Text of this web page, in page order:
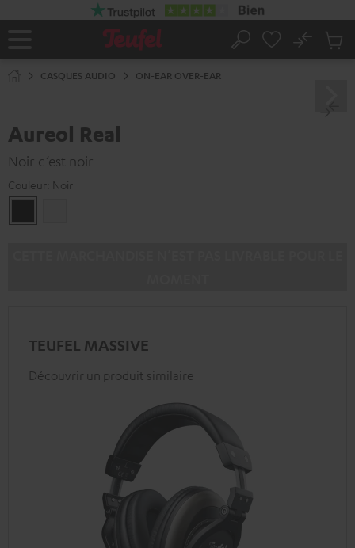
Page
Rechercher
No
CASQUES AUDIO ON-EAR OVER-EAR
Aureol Real
Noir c’est noir
Couleur: Noir
TEUFEL MASSIVE
Découvrir un produit similaire